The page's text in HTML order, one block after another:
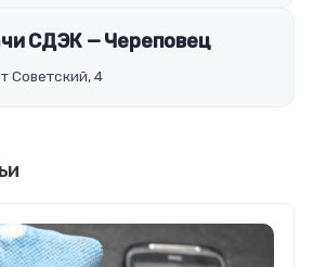
СДЭК — Череповец
Советский, 4